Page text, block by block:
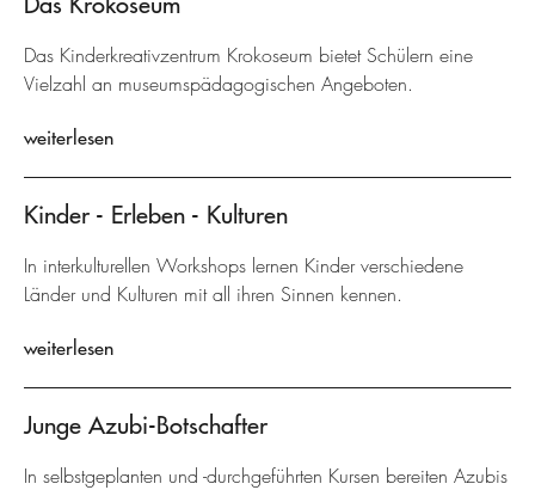
Das Kinderkreativzentrum Krokoseum bietet Schülern eine
Vielzahl an museumspädagogischen Angeboten.
weiterlesen
Kinder - Erleben - Kulturen
In interkulturellen Workshops lernen Kinder verschiedene
Länder und Kulturen mit all ihren Sinnen kennen.
weiterlesen
Junge Azubi-Botschafter
In selbstgeplanten und -durchgeführten Kursen bereiten Azubis